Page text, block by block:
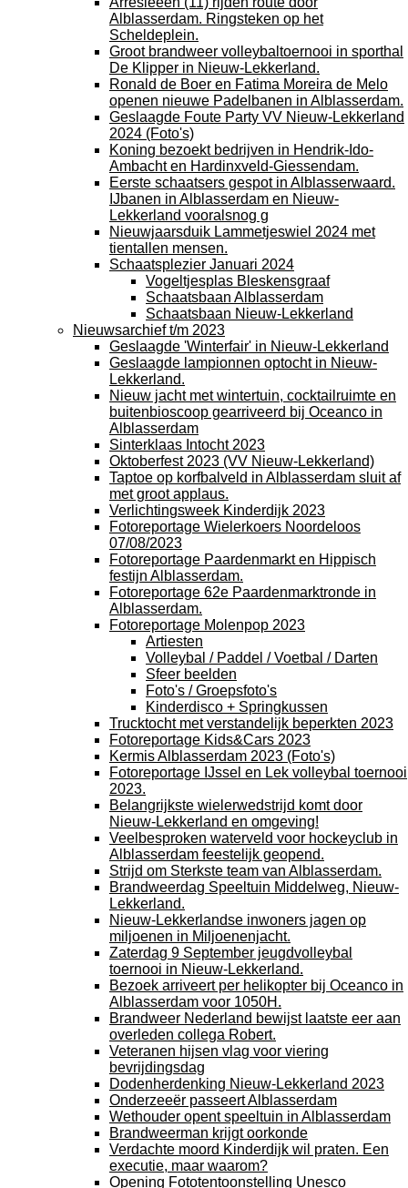
Alblasserdam. Ringsteken op het
Scheldeplein.
Groot brandweer volleybaltoernooi in sporthal
De Klipper in Nieuw-Lekkerland.
Ronald de Boer en Fatima Moreira de Melo
openen nieuwe Padelbanen in Alblasserdam.
Geslaagde Foute Party VV Nieuw-Lekkerland
2024 (Foto's)
Koning bezoekt bedrijven in Hendrik-Ido-
Ambacht en Hardinxveld-Giessendam.
Eerste schaatsers gespot in Alblasserwaard.
IJbanen in Alblasserdam en Nieuw-
Lekkerland vooralsnog g
Nieuwjaarsduik Lammetjeswiel 2024 met
tientallen mensen.
Schaatsplezier Januari 2024
Vogeltjesplas Bleskensgraaf
Schaatsbaan Alblasserdam
Schaatsbaan Nieuw-Lekkerland
Nieuwsarchief t/m 2023
Geslaagde 'Winterfair' in Nieuw-Lekkerland
Geslaagde lampionnen optocht in Nieuw-
Lekkerland.
Nieuw jacht met wintertuin, cocktailruimte en
buitenbioscoop gearriveerd bij Oceanco in
Alblasserdam
Sinterklaas Intocht 2023
Oktoberfest 2023 (VV Nieuw-Lekkerland)
Taptoe op korfbalveld in Alblasserdam sluit af
met groot applaus.
Verlichtingsweek Kinderdijk 2023
Fotoreportage Wielerkoers Noordeloos
07/08/2023
Fotoreportage Paardenmarkt en Hippisch
festijn Alblasserdam.
Fotoreportage 62e Paardenmarktronde in
Alblasserdam.
Fotoreportage Molenpop 2023
Artiesten
Volleybal / Paddel / Voetbal / Darten
Sfeer beelden
Foto's / Groepsfoto's
Kinderdisco + Springkussen
Trucktocht met verstandelijk beperkten 2023
Fotoreportage Kids&Cars 2023
Kermis Alblasserdam 2023 (Foto's)
Fotoreportage IJssel en Lek volleybal toernooi
2023.
Belangrijkste wielerwedstrijd komt door
Nieuw-Lekkerland en omgeving!
Veelbesproken waterveld voor hockeyclub in
Alblasserdam feestelijk geopend.
Strijd om Sterkste team van Alblasserdam.
Brandweerdag Speeltuin Middelweg, Nieuw-
Lekkerland.
Nieuw-Lekkerlandse inwoners jagen op
miljoenen in Miljoenenjacht.
Zaterdag 9 September jeugdvolleybal
toernooi in Nieuw-Lekkerland.
Bezoek arriveert per helikopter bij Oceanco in
Alblasserdam voor 1050H.
Brandweer Nederland bewijst laatste eer aan
overleden collega Robert.
Veteranen hijsen vlag voor viering
bevrijdingsdag
Dodenherdenking Nieuw-Lekkerland 2023
Onderzeeër passeert Alblasserdam
Wethouder opent speeltuin in Alblasserdam
Brandweerman krijgt oorkonde
Verdachte moord Kinderdijk wil praten. Een
executie, maar waarom?
Opening Fototentoonstelling Unesco